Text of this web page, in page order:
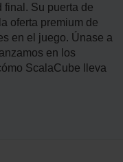
final. Su puerta de
oferta premium de
en el juego. Únase a
en los
ScalaCube lleva